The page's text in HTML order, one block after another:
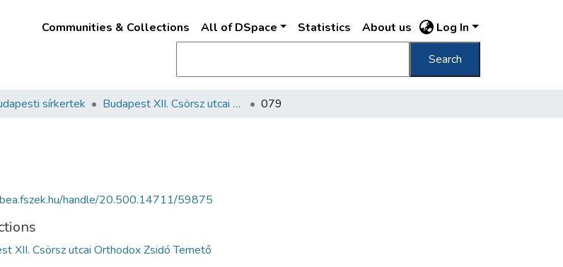
Communities & Collections All of DSpace Statistics About us Log In
Search
sírkertek Budapest XII. Csörsz utcai Orthodox Zsidó Temető 079
handle/20.500.14711/59875
XII. Csörsz utcai Orthodox Zsidó Temető